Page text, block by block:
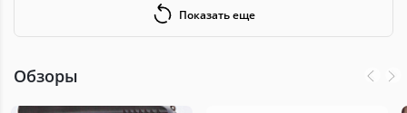
Показать еще
Обзоры